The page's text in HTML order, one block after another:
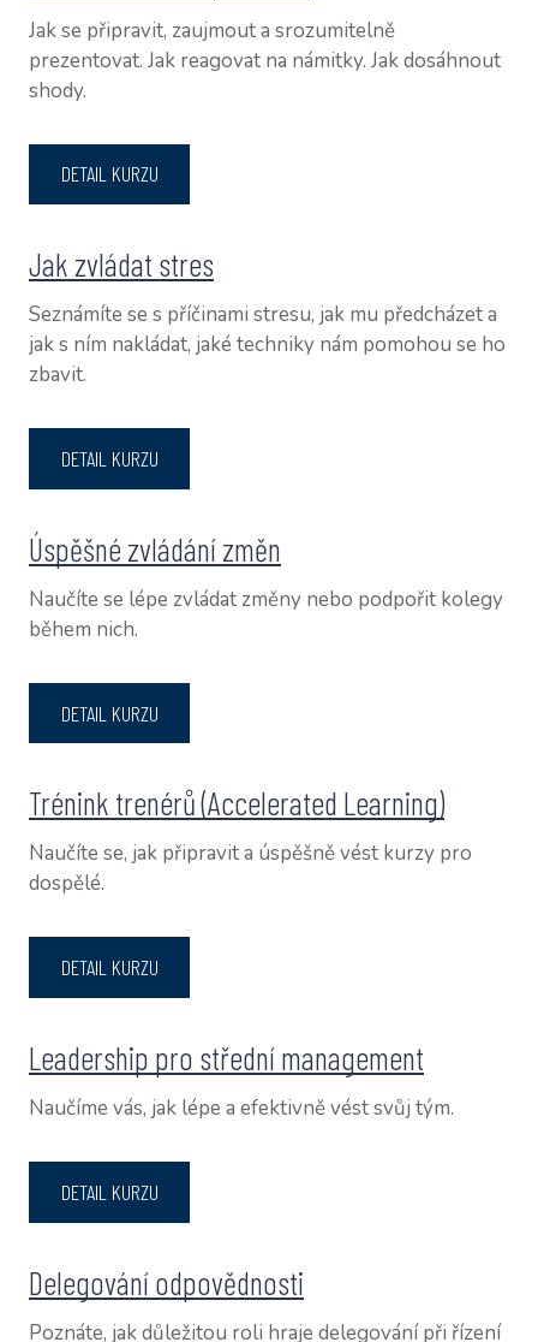
Jak se připravit, zaujmout a srozumitelně
prezentovat. Jak reagovat na námitky. Jak dosáhnout
shody.
DETAIL KURZU
Jak zvládat stres
Seznámíte se s příčinami stresu, jak mu předcházet a
jak s ním nakládat, jaké techniky nám pomohou se ho
zbavit.
DETAIL KURZU
Úspěšné zvládání změn
Naučíte se lépe zvládat změny nebo podpořit kolegy
během nich.
DETAIL KURZU
Trénink trenérů (Accelerated Learning)
Naučíte se, jak připravit a úspěšně vést kurzy pro
dospělé.
DETAIL KURZU
Leadership pro střední management
Naučíme vás, jak lépe a efektivně vést svůj tým.
DETAIL KURZU
Delegování odpovědnosti
Poznáte, jak důležitou roli hraje delegování při řízení